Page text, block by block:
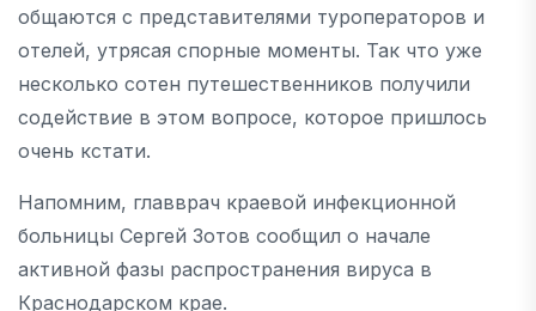
общаются с представителями туроператоров и
отелей, утрясая спорные моменты. Так что уже
несколько сотен путешественников получили
содействие в этом вопросе, которое пришлось
очень кстати.
Напомним, главврач краевой инфекционной
больницы Сергей Зотов сообщил о начале
активной фазы распространения вируса в
Краснодарском крае.